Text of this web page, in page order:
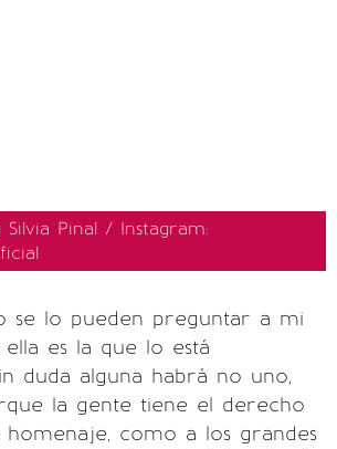
Silvia Pinal / Instagram:
se lo pueden preguntar a mi
es la que lo está
duda alguna habrá no uno,
la gente tiene el derecho
como a los grandes